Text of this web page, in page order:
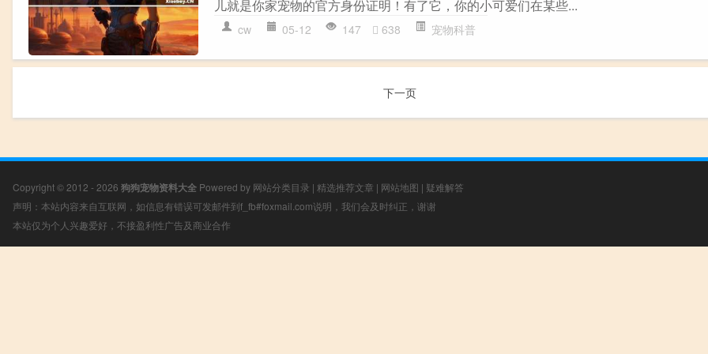
儿就是你家宠物的官方身份证明！有了它，你的小可爱们在某些...
cw 05-12 147 638 宠物科普
下一页
Copyright © 2012 - 2026 狗狗宠物资料大全 Powered by 网站分类目录 | 精选推荐文章 | 网站地图 | 疑难解答
声明：本站内容来自互联网，如信息有错误可发邮件到f_fb#foxmail.com说明，我们会及时纠正，谢谢
本站仅为个人兴趣爱好，不接盈利性广告及商业合作